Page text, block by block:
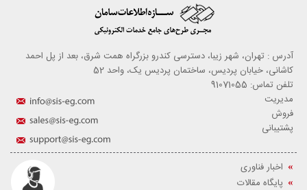
آدرس : تهران، شهر زیبا، دسترسی کندرو بزرگراه همت شرق، بعد از پل احمد
کاشانی، خیابان پردیس، ساختمان پردیس یک، واحد 52
تلفن تماس: 91071055
مدیریت
فروش
پشتیبانی
اخبار فناوری
پایگاه مقالات